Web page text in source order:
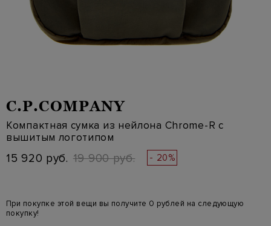
C.P.COMPANY
Компактная сумка из нейлона Chrome-R с
вышитым логотипом
15 920 руб. 19 900 руб. - 20%
При покупке этой вещи вы получите 0 рублей на следующую
покупку!